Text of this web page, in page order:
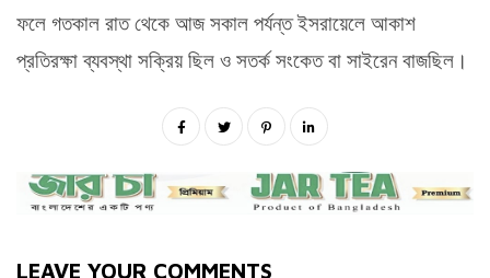
ফলে গতকাল রাত থেকে আজ সকাল পর্যন্ত ইসরায়েলে আকাশ
প্রতিরক্ষা ব্যবস্থা সক্রিয় ছিল ও সতর্ক সংকেত বা সাইরেন বাজছিল।
LEAVE YOUR COMMENTS